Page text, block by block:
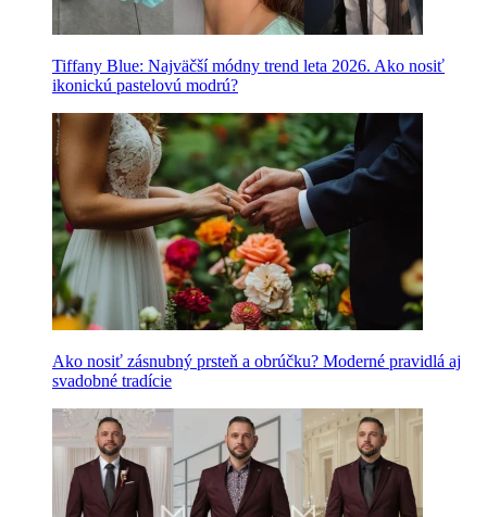
Tiffany Blue: Najväčší módny trend leta 2026. Ako nosiť
ikonickú pastelovú modrú?
Ako nosiť zásnubný prsteň a obrúčku? Moderné pravidlá aj
svadobné tradície